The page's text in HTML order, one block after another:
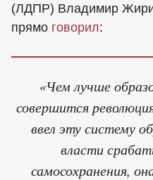
(ЛДПР) Владимир
прямо говорил:
«Чем лучше
совершится
ввел эту систему
власти
самосохранения,